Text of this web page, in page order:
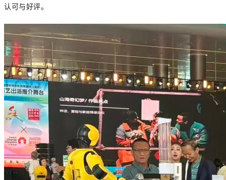
认可与好评。